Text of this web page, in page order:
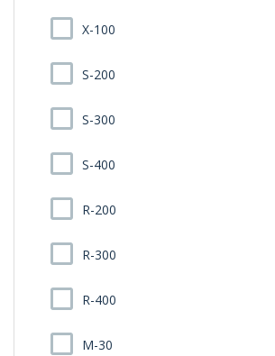
X-100
S-200
S-300
S-400
R-200
R-300
R-400
M-30